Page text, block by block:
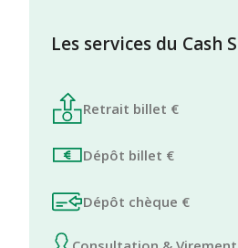
Les services du Cash
Retrait billet €
Dépôt billet €
Dépôt chèque €